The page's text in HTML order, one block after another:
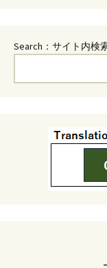
Search：サイト内検